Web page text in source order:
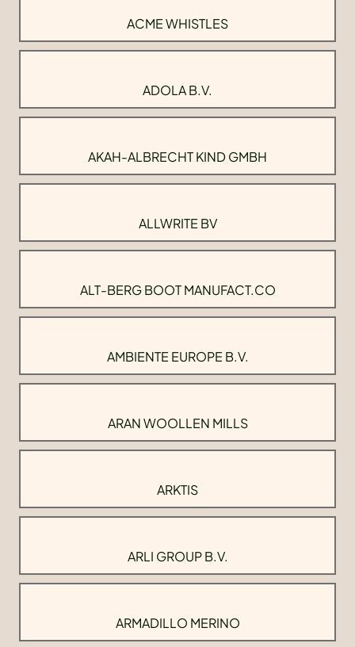
ACME WHISTLES
ADOLA B.V.
AKAH-ALBRECHT KIND GMBH
ALLWRITE BV
ALT-BERG BOOT MANUFACT.CO
AMBIENTE EUROPE B.V.
ARAN WOOLLEN MILLS
ARKTIS
ARLI GROUP B.V.
ARMADILLO MERINO